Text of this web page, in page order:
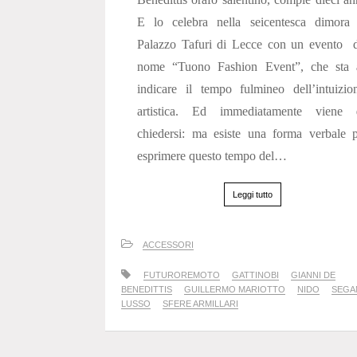
E lo celebra nella seicentesca dimora
Palazzo Tafuri di Lecce con un evento
nome “Tuono Fashion Event”, che sta
indicare il tempo fulmineo
artistica. Ed immediatamente viene
chiedersi: ma esiste una forma verbale
esprimere questo tempo del…
Leggi tutto
ACCESSORI
FUTUROREMOTO GATTINOBI
GIANNI DE
BENEDITTIS
GUILLERMO MARIOTTO NIDO
LUSSO
SFERE ARMILLARI